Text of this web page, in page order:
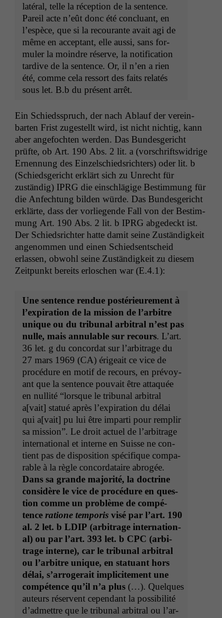
latéral, telle la récep­tion de la sen­tence.
Pareil acte n’eût donc été con­clu­ant, en
l’e­spèce, que si la recourante avait agi de
même en accep­tant, elle aus­si, sans for­
muler la moin­dre réserve, la noti­fi­ca­tion
tar­dive de la sen­tence. Or, il n’en a rien
été, comme cela ressort des faits relatés
sous let. B.b du présent arrêt.
Ein Schiedsspruch, der nach Ablauf der vere­in­
barten Frist zugestellt wird, ist nicht nichtig, kann
aber ange­focht­en wer­den. Das Bun­des­gericht
prüfte, ob Art. 190 Abs. 2 lit. a (vorschriftswidrige
Ernen­nung des Einzelschied­srichters) oder lit. b
(Schieds­gericht erk­lärt sich zu Unrecht für
zuständig) IPRG die ein­schlägige Bes­tim­mung für
die Anfech­tung bilden würde. Das Bun­des­gericht
erk­lärte, dass der vor­liegende Fall von der Bes­tim­
mung Art. 190 Abs. 2 lit. b IPRG abgedeckt ist.
Der Schied­srichter hat­te damit seine Zuständigkeit
angenom­men und einen Schied­sentscheid
erlassen, obwohl seine Zuständigkeit zu diesem
Zeit­punkt bere­its erloschen war (E.4.1):
Une sen­tence ren­due postérieure­ment à
l’ex­pi­ra­tion de la mis­sion de l’ar­bi­tre
unique ou du tri­bunal arbi­tral n’est pas
nulle, mais annu­la­ble sur recours. L’art.
36 let. g du con­cor­dat sur l’ar­bi­trage du
27 mars 1969 (CA) érigeait ce vice de
procé­dure en motif de recours, en prévoy­
ant que la sen­tence pou­vait être attaquée
en nul­lité “lorsque le tri­bunal arbi­tral
a[vait] statué après l’ex­pi­ra­tion du délai
qui a[vait] pu lui être impar­ti pour rem­plir
sa mis­sion”. Le droit actuel de l’ar­bi­trage
inter­na­tion­al et interne en Suisse ne con­
tient pas de dis­po­si­tion spé­ci­fique com­pa­
ra­ble à la règle con­cor­dataire abrogée.
Dans sa grande majorité, la doc­trine
con­sid­ère le vice de procé­dure en ques­
tion comme un prob­lème de com­pé­
tence ratione tem­po­ris visé par l’art. 190
al. 2 let. b LDIP (arbi­trage inter­na­tion­
al) ou par l’art. 393 let. b CPC (arbi­
trage interne), car le tri­bunal arbi­tral
ou l’ar­bi­tre unique, en stat­u­ant hors
délai, s’ar­rogerait implicite­ment une
com­pé­tence qu’il n’a plus (…). Quelques
auteurs réser­vent cepen­dant la pos­si­bil­ité
d’ad­met­tre que le tri­bunal arbi­tral ou l’ar­